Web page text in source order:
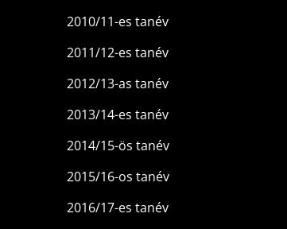
2010/11-es tanév
2011/12-es tanév
2012/13-as tanév
2013/14-es tanév
2014/15-ös tanév
2015/16-os tanév
2016/17-es tanév